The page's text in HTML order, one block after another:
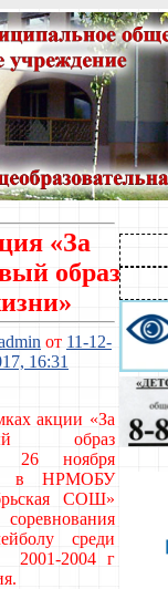
«За
образ
от 11-12-
16:31
акции «За
образ
26 ноября
в НРМОБУ
СОШ»
среди
2001-2004 г